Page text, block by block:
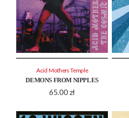
DEMONS FROM NIPPLES
65.00 zł
Acid Mothers Temple